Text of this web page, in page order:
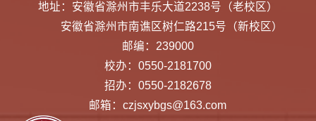
地址：安徽省滁州市丰乐大道2238号（老校区）
安徽省滁州市南谯区树仁路215号（新校区）
邮编：239000
校办：0550-2181700
招办：0550-2182678
邮箱：czjsxybgs@163.com